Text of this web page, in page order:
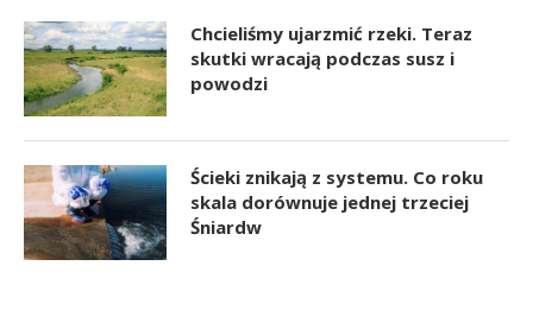
Chcieliśmy ujarzmić rzeki. Teraz
skutki wracają podczas susz i
powodzi
Ścieki znikają z systemu. Co roku
skala dorównuje jednej trzeciej
Śniardw